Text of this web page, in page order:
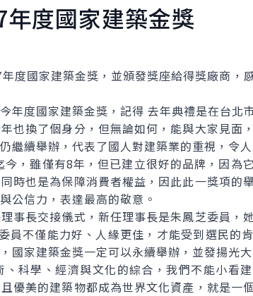
度國家建築金獎
國家建築金獎，並頒發獎座給得獎廠商，
度國家建築金獎，記得 去年典禮是在台北
也換了個身分，但無論如何，能與大家見面
繼續舉辦，代表了國人對建築業的重視，令人
雖僅有8年，但已建立很好的品牌，因為
時也是為保障消費者權益，因此此一獎項的
公信力，表達最高的敬意。
長交接儀式，新任理事長是朱鳳芝委員，
員不僅能力好、人緣更佳，才能受到選民的
國家建築金獎一定可以永續舉辦，並發揚光大
學、經濟與文化的綜合，我們不能小看
優美的建築物都成為世界文化資產，就是一